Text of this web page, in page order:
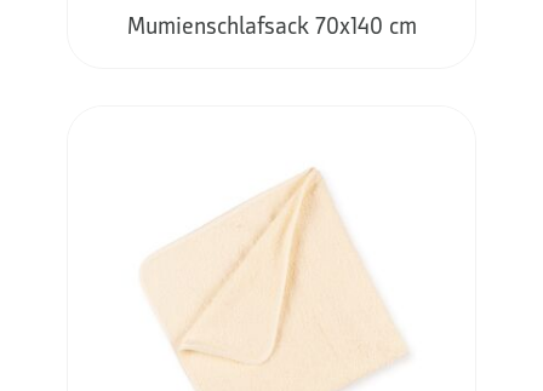
Mumienschlafsack 70x140 cm